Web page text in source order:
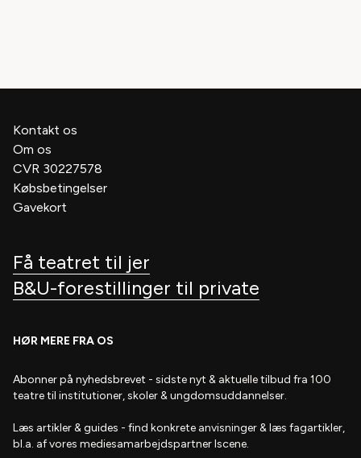
Kontakt os
Om os
CVR 30227578
Købsbetingelser
Gavekort
Få teatret til jer
B&U-forestillinger til private
HØR MERE FRA OS
Abonner på nyhedsbrevet - sidste nyt & aktuelle tilbud fra 100
teatre til institutioner, skoler & ungdomsuddannelser.
Læs artikler & guides - find konkrete anvisninger & læs fagartikler,
bl.a. af vores mediesamarbejdspartner Iscene.